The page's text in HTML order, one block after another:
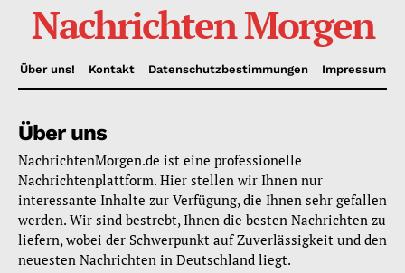
Nachrichten Morgen
Über uns! Kontakt Datenschutzbestimmungen Impressum
Über uns
NachrichtenMorgen.de ist eine professionelle
Nachrichtenplattform. Hier stellen wir Ihnen nur
interessante Inhalte zur Verfügung, die Ihnen sehr gefallen
werden. Wir sind bestrebt, Ihnen die besten Nachrichten zu
liefern, wobei der Schwerpunkt auf Zuverlässigkeit und den
neuesten Nachrichten in Deutschland liegt.